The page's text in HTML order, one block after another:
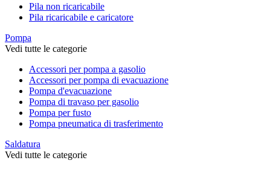
Pila non ricaricabile
Pila ricaricabile e caricatore
Pompa
Vedi tutte le categorie
Accessori per pompa a gasolio
Accessori per pompa di evacuazione
Pompa d'evacuazione
Pompa di travaso per gasolio
Pompa per fusto
Pompa pneumatica di trasferimento
Saldatura
Vedi tutte le categorie